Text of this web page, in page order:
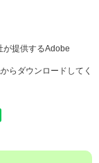
が提供するAdobe
らダウンロードしてく